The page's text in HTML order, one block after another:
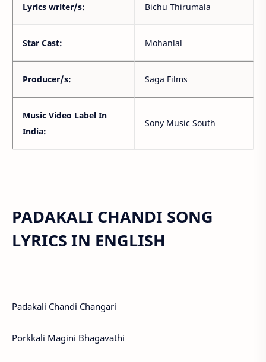
Lyrics writer/s: Bichu Thirumala
Star Cast: Mohanlal
Producer/s: Saga Films
Music Video Label In
India:
Sony Music South
PADAKALI CHANDI SONG
LYRICS IN ENGLISH
Padakali Chandi Changari
Porkkali Magini Bhagavathi